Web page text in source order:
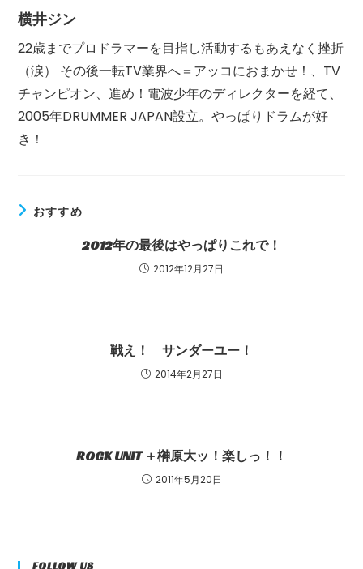
横井ジン
22歳までプロドラマーを目指し活動するもあえなく挫折
（涙） その後一転TV業界へ＝アッコにおまかせ！、TV
チャンピオン、進め！電波少年のディレクターを経て、
2005年DRUMMER JAPAN設立。やっぱりドラムが好
き！
おすすめ
2012年の最後はやっぱりこれで！
2012年12月27日
戦え！ サンダーユー！
2014年2月27日
ROCK UNIT ＋榊原大ッ！楽しっ！！
2011年5月20日
FOLLOW US